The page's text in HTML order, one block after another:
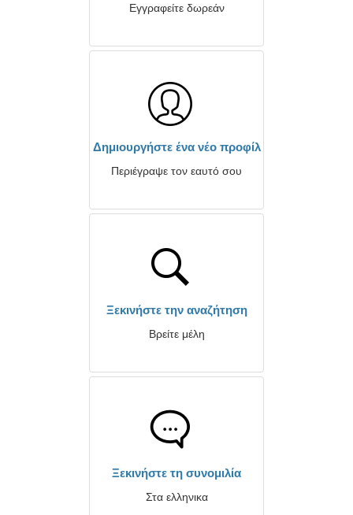
Εγγραφείτε δωρεάν
Δημιουργήστε ένα νέο προφίλ
Περιέγραψε τον εαυτό σου
Ξεκινήστε την αναζήτηση
Βρείτε μέλη
Ξεκινήστε τη συνομιλία
Στα ελληνικα